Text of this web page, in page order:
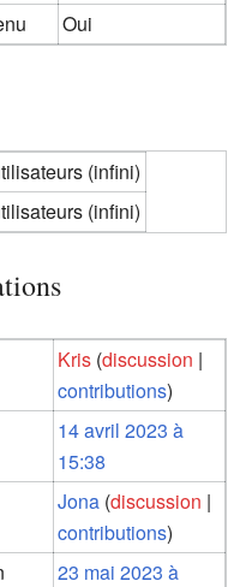
Oui
(infini)
(infini)
Kris (discussion |
contributions)
14 avril 2023 à
15:38
Jona (discussion |
contributions)
23 mai 2023 à